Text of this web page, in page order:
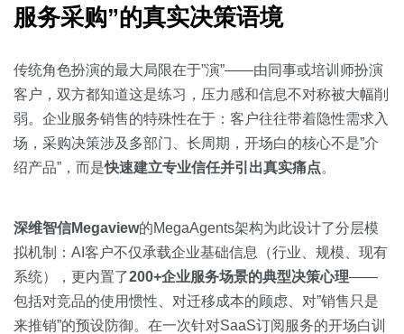
培训辅导
服务采购”的真实决策语境
传统角色扮演的最大局限在于”演”——由同事或培训师扮演
客户，双方都知道这是练习，压力感和信息不对称被大幅削
弱。企业服务销售的特殊性在于：客户往往带着隐性需求入
场，采购决策涉及多部门、长周期，开场白的核心不是”介
绍产品”，而是快速建立专业信任并引出真实痛点。
深维智信Megaview的MegaAgents架构为此设计了分层模
拟机制：AI客户不仅承载企业基础信息（行业、规模、现有
系统），更内置了200+企业服务场景的典型决策心理——
包括对竞品的使用惯性、对迁移成本的顾虑、对”销售只是
来推销”的预设防御。在一次针对SaaS订阅服务的开场白训